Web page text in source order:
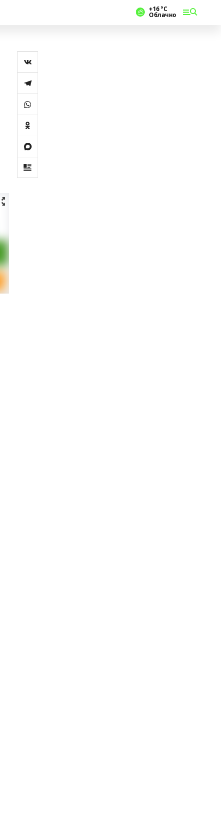
+16 °С
Облачно